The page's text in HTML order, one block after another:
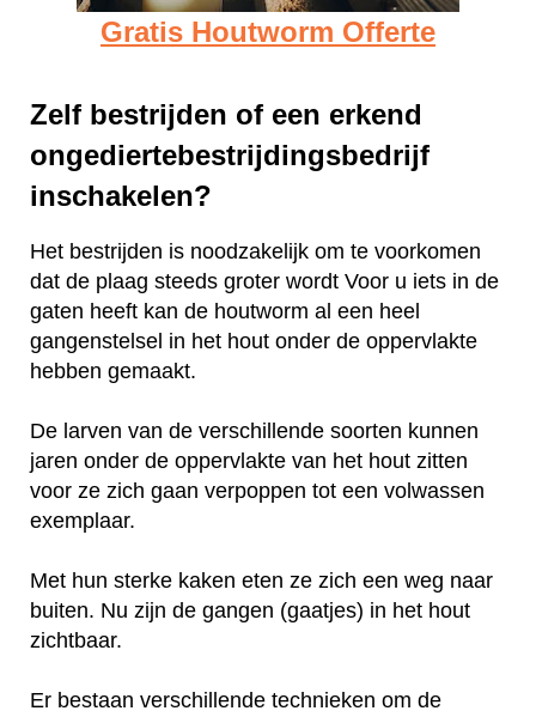
Gratis Houtworm Offerte
Zelf bestrijden of een erkend
ongediertebestrijdingsbedrijf
inschakelen?
Het bestrijden is noodzakelijk om te voorkomen
dat de plaag steeds groter wordt Voor u iets in de
gaten heeft kan de houtworm al een heel
gangenstelsel in het hout onder de oppervlakte
hebben gemaakt.
De larven van de verschillende soorten kunnen
jaren onder de oppervlakte van het hout zitten
voor ze zich gaan verpoppen tot een volwassen
exemplaar.
Met hun sterke kaken eten ze zich een weg naar
buiten. Nu zijn de gangen (gaatjes) in het hout
zichtbaar.
Er bestaan verschillende technieken om de